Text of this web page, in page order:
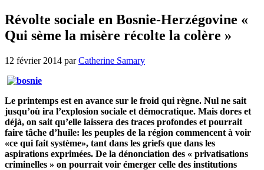
Révolte sociale en Bosnie-Herzégovine «
Qui sème la misère récolte la colère »
12 février 2014 parCatherine Samary
Le printemps est en avance sur le froid qui règne. Nul ne sait
jusqu’où ira l’explosion sociale et démocratique. Mais dores et
déjà, on sait qu’elle laissera des traces profondes et pourrait
faire tâche d’huile: les peuples de la région commencent à voir
«ce qui fait système», tant dans les griefs que dans les
aspirations exprimées. De la dénonciation des « privatisations
criminelles » on pourrait voir émerger celle des institutions